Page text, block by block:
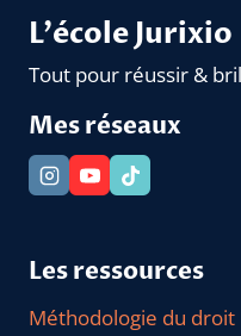
L'école Jurixio
Tout pour réussir &
Mes réseaux
Les ressources
Méthodologie du droit